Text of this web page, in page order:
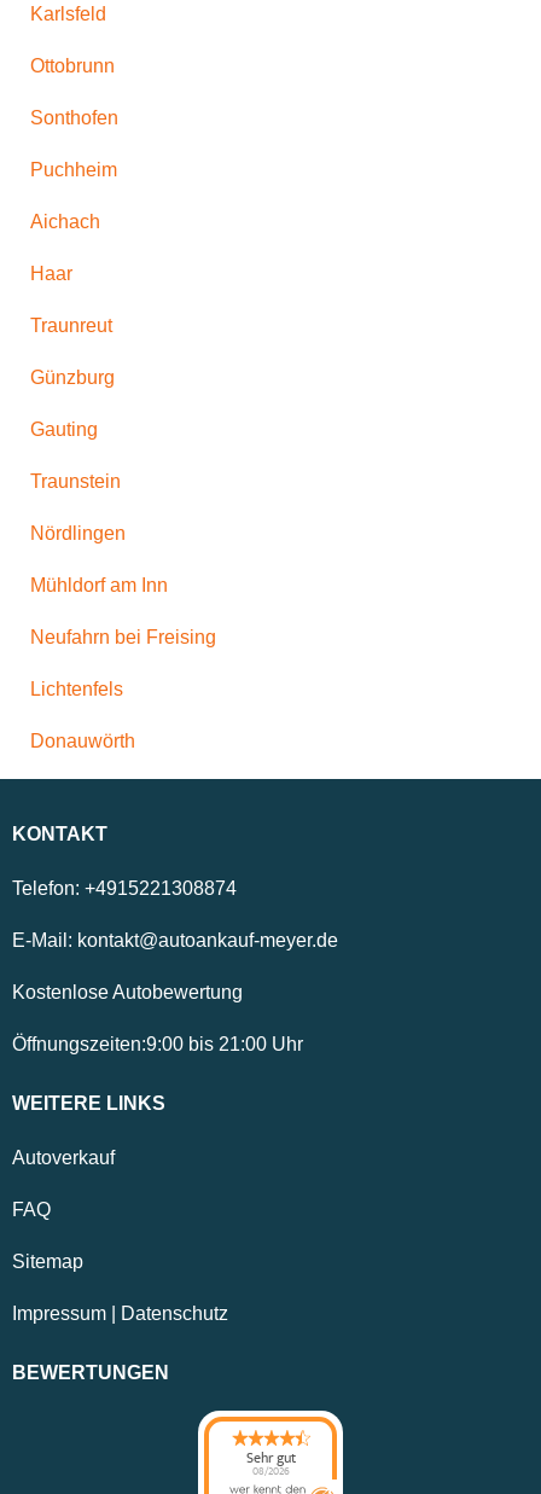
Karlsfeld
Ottobrunn
Sonthofen
Puchheim
Aichach
Haar
Traunreut
Günzburg
Gauting
Traunstein
Nördlingen
Mühldorf am Inn
Neufahrn bei Freising
Lichtenfels
Donauwörth
KONTAKT
Telefon: +4915221308874
E-Mail: kontakt@autoankauf-meyer.de
Kostenlose Autobewertung
Öffnungszeiten:9:00 bis 21:00 Uhr
WEITERE LINKS
Autoverkauf
FAQ
Sitemap
Impressum Datenschutz
BEWERTUNGEN
Sehr gut
08/2026